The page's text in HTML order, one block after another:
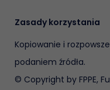
Zasady korzystania
Kopiowanie i
podaniem źródła.
© Copyright by FPPE,